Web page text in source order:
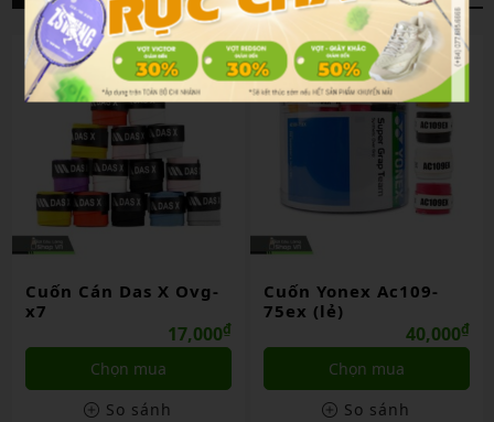
Cuốn Cán Das X Ovg-
x7
17,000₫
Chọn mua
So sánh
Cuốn Yonex Ac109-
75ex (lẻ)
40,000₫
Chọn mua
So sánh